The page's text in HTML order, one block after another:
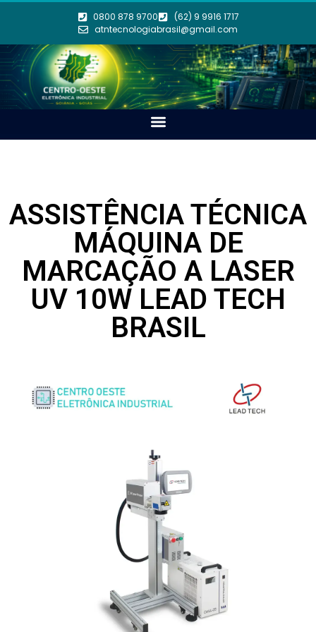
0800 878 9700
(62) 9 9916 1717
atntecnologiabrasil@gmail.com
ASSISTÊNCIA TÉCNICA
MÁQUINA DE
MARCAÇÃO A LASER
UV 10W LEAD TECH
BRASIL